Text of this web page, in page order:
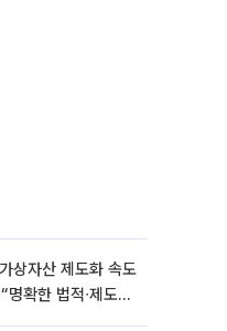
상자산 제도화 속도
확한 법적∙제도적